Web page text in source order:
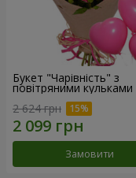
Букет "Чарівність" з
повітряними кульками
2 624 грн
Замовити